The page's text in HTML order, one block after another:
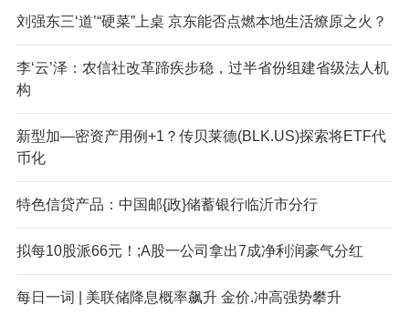
刘强东三‘道’“硬菜”上桌 京东能否点燃本地生活燎原之火？
李‘云’泽：农信社改革蹄疾步稳，过半省份组建省级法人机
构
新型加—密资产用例+1？传贝莱德(BLK.US)探索将ETF代
币化
特色信贷产品：中国邮{政}储蓄银行临沂市分行
拟每10股派66元！;A股一公司拿出7成净利润豪气分红
每日一词 | 美联储降息概率飙升 金价.冲高强势攀升